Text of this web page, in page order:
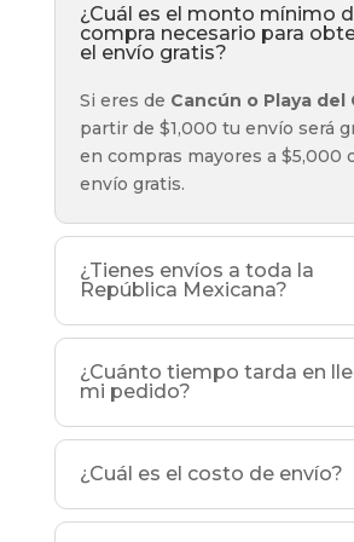
¿Cuál es el monto mínimo
compra necesario para
el envío gratis?
Si eres de Cancún o Playa del
partir de $1,000 tu envío será
en compras mayores a $5,000
envío gratis.
¿Tienes envíos a toda la
República Mexicana?
¿Cuánto tiempo tarda en
mi pedido?
¿Cuál es el costo de envío?